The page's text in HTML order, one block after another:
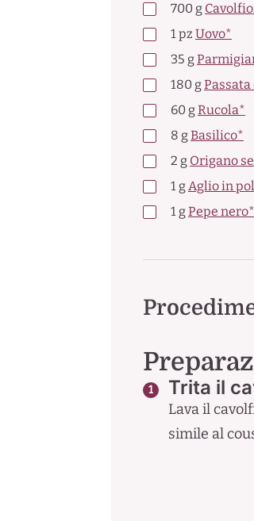
700 g
1pz Uovo*
35 g
180 g
60 gRucola*
8 gBasilico*
2 g Origano
1 gAglio in
1 gPepe nero*
Trita il
Lava il
simile al